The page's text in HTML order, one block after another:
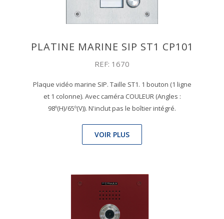
PLATINE MARINE SIP ST1 CP101
REF: 1670
Plaque vidéo marine SIP. Taille ST1. 1 bouton (1 ligne
et 1 colonne). Avec caméra COULEUR (Angles :
98º(H)/65º(V)). N'inclut pas le boîtier intégré.
VOIR PLUS